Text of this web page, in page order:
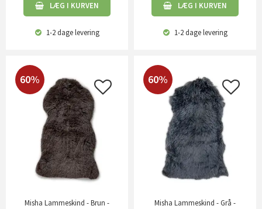
LÆG I KURVEN
1-2 dagelevering
LÆG I KURVEN
1-2 dagelevering
60%
Misha Lammeskind - Brun -
60%
Misha Lammeskind - Grå -